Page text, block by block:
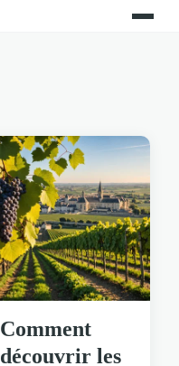
Comment
découvrir les